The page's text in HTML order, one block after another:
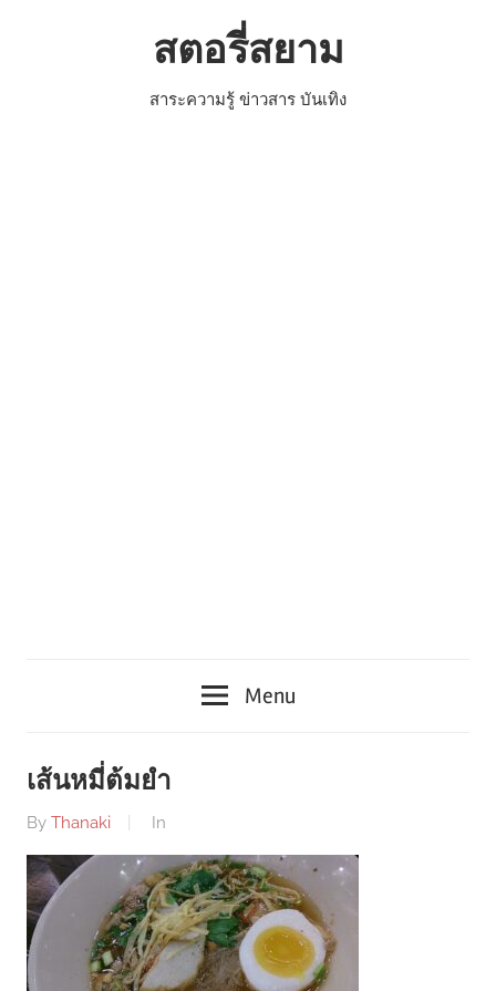
สตอรี่สยาม
สาระความรู้ ข่าวสาร บันเทิง
Menu
เส้นหมี่ต้มยำ
By Thanaki In